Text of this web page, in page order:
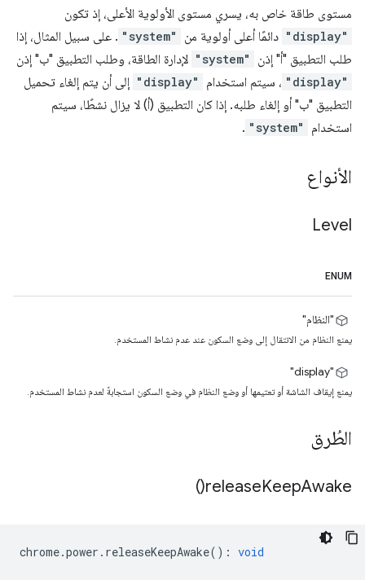
مستوى طاقة خاص به، يسري مستوى الأولوية الأعلى، إذ تكون
"display" دائمًا أعلى أولوية من "system" . على سبيل المثال، إذا
طلب التطبيق "أ" إذن
"system" لإدارة الطاقة، وطلب التطبيق "ب" إذن
"display" ، سيتم استخدام "display" إلى أن يتم إلغاء تحميل
التطبيق "ب" أو إلغاء طلبه. إذا كان التطبيق (أ) لا يزال نشطًا، سيتم
استخدام
"system"
.
الأنواع
Level
ENUM
"النظام"
يمنع النظام من الانتقال إلى وضع السكون عند عدم نشاط المستخدم.
"display"
يمنع إيقاف الشاشة أو تعتيمها أو وضع النظام في وضع السكون استجابةً لعدم نشاط المستخدم.
الطُرق
releaseKeepAwake(
)
chrome.power . releaseKeepAwake() : void